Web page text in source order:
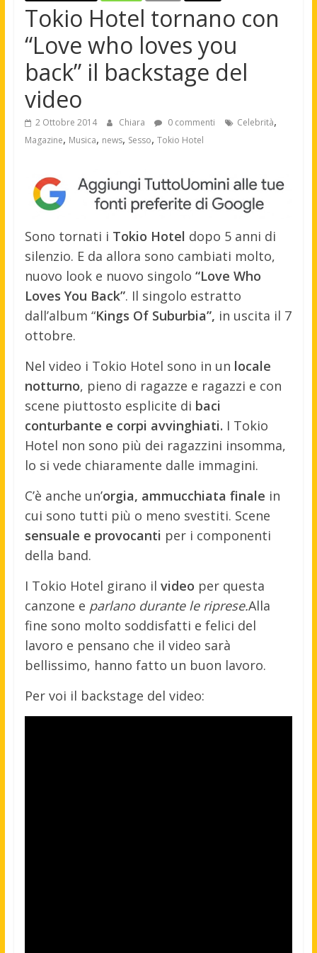
Tokio Hotel tornano con
“Love who loves you
back” il backstage del
video
2 Ottobre 2014 Chiara 0 commenti Celebrità,
Magazine, Musica, news, Sesso, Tokio Hotel
Sono tornati i Tokio Hotel dopo 5 anni di
silenzio. E da allora sono cambiati molto,
nuovo look e nuovo singolo “Love Who
Loves You Back”. Il singolo estratto
dall’album “Kings Of Suburbia”, in uscita il 7
ottobre.
Nel video i Tokio Hotel sono in un locale
notturno, pieno di ragazze e ragazzi e con
scene piuttosto esplicite di baci
conturbante e corpi avvinghiati. I Tokio
Hotel non sono più dei ragazzini insomma,
lo si vede chiaramente dalle immagini.
C’è anche un’orgia, ammucchiata finale in
cui sono tutti più o meno svestiti. Scene
sensuale e provocanti per i componenti
della band.
I Tokio Hotel girano il video per questa
canzone e parlano durante le riprese.Alla
fine sono molto soddisfatti e felici del
lavoro e pensano che il video sarà
bellissimo, hanno fatto un buon lavoro.
Per voi il backstage del video: